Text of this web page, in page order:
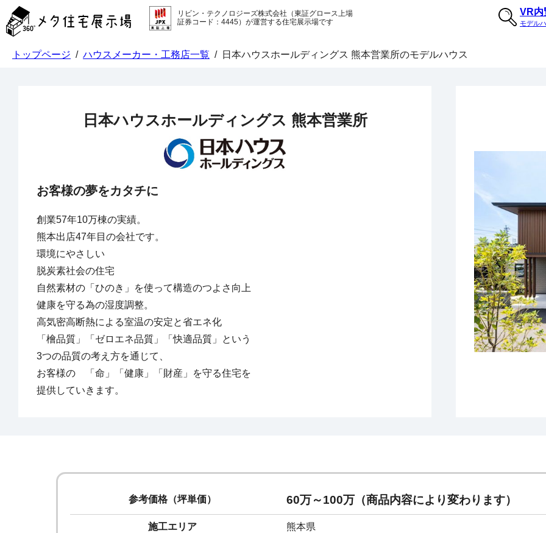
タ
住
リビン・テクノロジーズ株式会社（東証グロース上場
証券コード：4445）が運営する住宅展示場です
VR内
モデル
トップページ / ハウスメーカー・工務店一覧 / 日本ハウスホールディングス 熊本営業所のモデルハウス
日本ハウスホールディングス 熊本営業所
お客様の夢をカタチに
創業57年10万棟の実績。
熊本出店47年目の会社です。
環境にやさしい
脱炭素社会の住宅
自然素材の「ひのき」を使って構造のつよさ向上
健康を守る為の湿度調整。
高気密高断熱による室温の安定と省エネ化
「檜品質」「ゼロエネ品質」「快適品質」という
3つの品質の考え方を通じて、
お客様の　「命」「健康」「財産」を守る住宅を
提供していきます。
参考価格（坪単価） 60万～100万（商品内容により変わります）
施工エリア 熊本県